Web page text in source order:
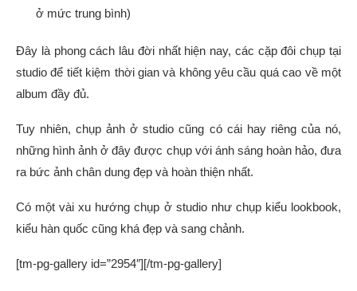
ở mức trung bình)
Đây là phong cách lâu đời nhất hiện nay, các cặp đôi chụp tại
studio để tiết kiệm thời gian và không yêu cầu quá cao về một
album đầy đủ.
Tuy nhiên, chụp ảnh ở studio cũng có cái hay riêng của nó,
những hình ảnh ở đây được chụp với ánh sáng hoàn hảo, đưa
ra bức ảnh chân dung đẹp và hoàn thiện nhất.
Có một vài xu hướng chụp ở studio như chụp kiểu lookbook,
kiểu hàn quốc cũng khá đẹp và sang chảnh.
[tm-pg-gallery id=”2954″][/tm-pg-gallery]